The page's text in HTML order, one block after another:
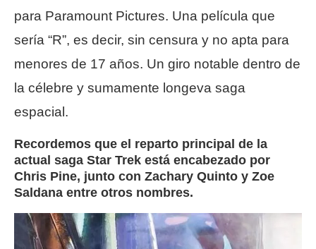
para Paramount Pictures. Una película que
sería “R”, es decir, sin censura y no apta para
menores de 17 años. Un giro notable dentro de
la célebre y sumamente longeva saga
espacial.
Recordemos que el reparto principal de la
actual saga Star Trek está encabezado por
Chris Pine, junto con Zachary Quinto y Zoe
Saldana entre otros nombres.